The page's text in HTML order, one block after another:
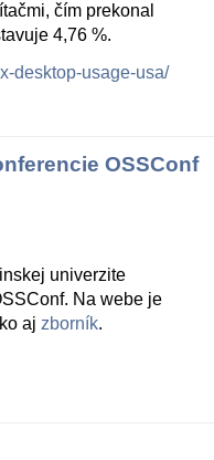
čím prekonal
4,76 %.
desktop-usage-usa/
OSSConf
univerzite
Na webe je
aj zborník.